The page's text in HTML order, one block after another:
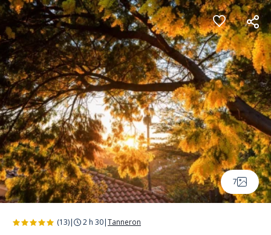
Panneau de gestion des cookies
7
(13)| 2 h 30|Tanneron